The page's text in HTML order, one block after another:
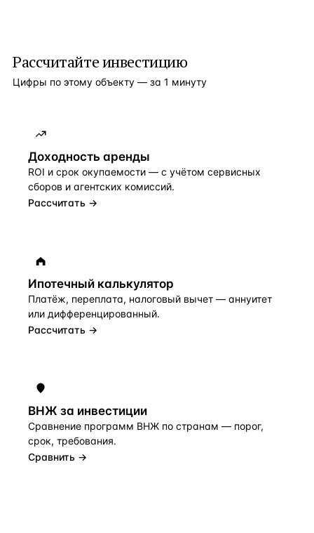
Рассчитайте инвестицию
Цифры по этому объекту — за 1 минуту
Доходность аренды
ROI и срок окупаемости — с учётом сервисных
сборов и агентских комиссий.
Рассчитать →
Ипотечный калькулятор
Платёж, переплата, налоговый вычет — аннуитет
или дифференцированный.
Рассчитать →
ВНЖ за инвестиции
Сравнение программ ВНЖ по странам — порог,
срок, требования.
Сравнить →